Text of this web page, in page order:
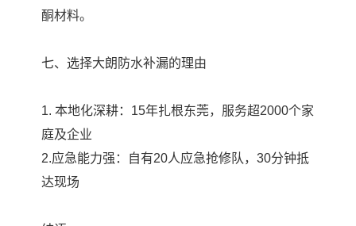
酮材料。
七、选择大朗防水补漏的理由
1. 本地化深耕：15年扎根东莞，服务超2000个家
庭及企业
2.应急能力强：自有20人应急抢修队，30分钟抵
达现场